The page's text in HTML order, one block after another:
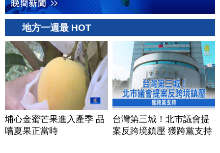
地方一週最 HOT
埔心金蜜芒果進入產季 品
嚐夏果正當時
台灣第三城！北市議會提
案反跨境鎮壓 獲跨黨支持